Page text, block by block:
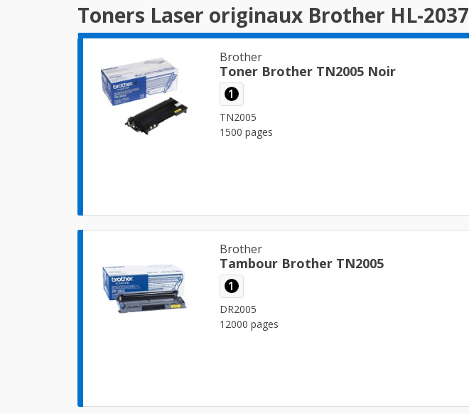
Toners Laser originaux Brother HL-2037
Brother
Toner Brother TN2005 Noir
1
TN2005
1500 pages
Brother
Tambour Brother TN2005
1
DR2005
12000 pages